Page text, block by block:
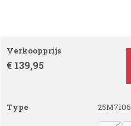
Verkoopprijs
€ 139,95
Type 25M7106